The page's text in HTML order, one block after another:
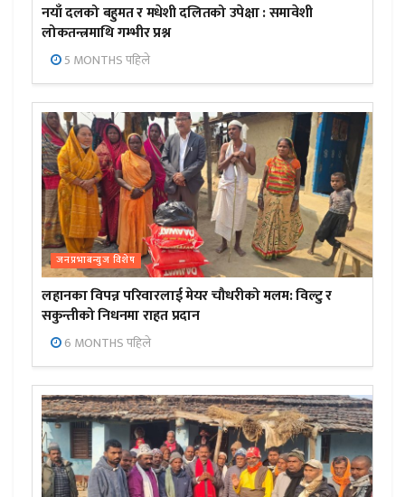
नयाँ दलको बहुमत र मधेशी दलितको उपेक्षा : समावेशी
लोकतन्त्रमाथि गम्भीर प्रश्न
5 MONTHS पहिले
जनप्रभाबन्युज विशेष
लहानका विपन्न परिवारलाई मेयर चौधरीको मलम: विल्टु र
सकुन्तीको निधनमा राहत प्रदान
6 MONTHS पहिले